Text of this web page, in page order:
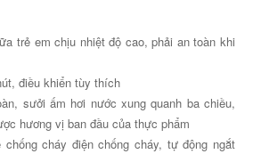
trẻ em chịu nhiệt độ cao, phải an toàn khi
điều khiển tùy thích
sưởi ấm hơi nước xung quanh ba chiều,
hương vị ban đầu của thực phẩm
cháy điện chống cháy, tự động ngắt